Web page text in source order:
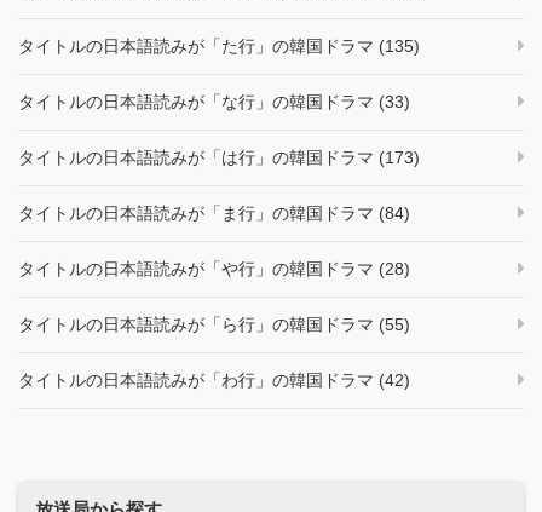
タイトルの日本語読みが「た行」の韓国ドラマ (135)
タイトルの日本語読みが「な行」の韓国ドラマ (33)
タイトルの日本語読みが「は行」の韓国ドラマ (173)
タイトルの日本語読みが「ま行」の韓国ドラマ (84)
タイトルの日本語読みが「や行」の韓国ドラマ (28)
タイトルの日本語読みが「ら行」の韓国ドラマ (55)
タイトルの日本語読みが「わ行」の韓国ドラマ (42)